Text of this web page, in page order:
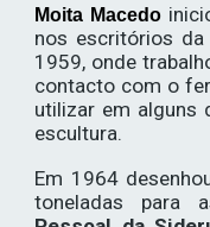
Moita Macedo
nos escritórios da
1959, onde
contacto com o
utilizar em alguns
escultura.
Em 1964
toneladas para